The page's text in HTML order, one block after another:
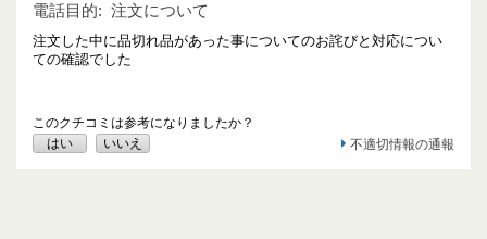
電話目的: 注文について
注文した中に品切れ品があった事についてのお詫びと対応につい
ての確認でした
このクチコミは参考になりましたか？
はい
いいえ 不適切情報の通報